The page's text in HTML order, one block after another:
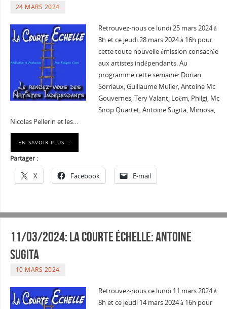
24 MARS 2024
Retrouvez-nous ce lundi 25 mars 2024 à
8h et ce jeudi 28 mars 2024 à 16h pour
cette toute nouvelle émission consacrée
aux artistes indépendants. Au
programme cette semaine: Dorian
Sorriaux, Guillaume Muller, Antoine Mc
Gouvernes, Tery Valant, Loëm, Philgi, Mc
Sirop Quartet, Antoine Sugita, Mimosa,
Nicolas Pellerin et les…
EN SAVOIR PLUS …
Partager :
X Facebook E-mail
11/03/2024: La courte échelle: Antoine
SUGITA
10 MARS 2024
Retrouvez-nous ce lundi 11 mars 2024 à
8h et ce jeudi 14 mars 2024 à 16h pour